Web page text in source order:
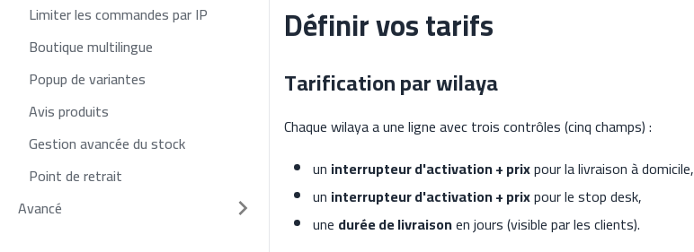
Limiter les commandes par IP
Boutique multilingue
Popup de variantes
Avis produits
Gestion avancée du stock
Point de retrait
Avancé
Définir vos tarifs
Tarification par wilaya
Chaque wilaya a une ligne avec trois contrôles (cinq champs) :
un interrupteur d'activation + prixpour la livraison à domicile,
un interrupteur d'activation + prixpour le stop desk,
une durée de livraisonen jours (visible par les clients).